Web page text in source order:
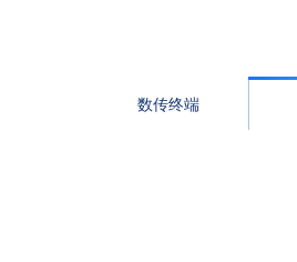
数传终端